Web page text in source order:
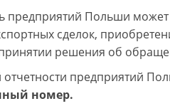
предприятий Польши
сделок,
решения об
предприятий
номер.